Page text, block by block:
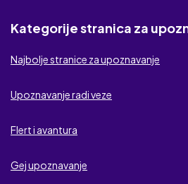
Seks veza
Kategorije stranica za
Najbolje stranice za upoznavanje
Upoznavanje radi veze
Flert i avantura
Gej upoznavanje